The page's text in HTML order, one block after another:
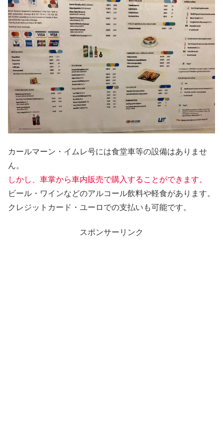
カールマーン・イムレ号には食堂車等の設備はありませ
ん。
しかし、車掌から車内販売で購入することができます。
ビール・ワインなどのアルコール飲料や軽食があります。
クレジットカード・ユーロでの支払いも可能です。
スポンサーリンク